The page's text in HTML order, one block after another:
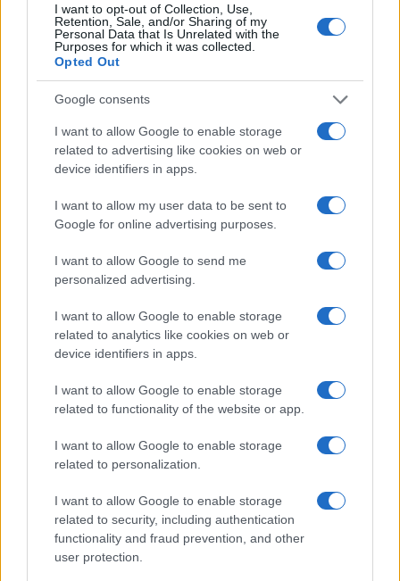
I want to opt-out of Collection, Use,
Retention, Sale, and/or Sharing of my
Personal Data that Is Unrelated with the
Purposes for which it was collected.
Opted Out
Google consents
I want to allow Google to enable storage
related to advertising like cookies on web or
device identifiers in apps.
I want to allow my user data to be sent to
Google for online advertising purposes.
I want to allow Google to send me
personalized advertising.
I want to allow Google to enable storage
related to analytics like cookies on web or
device identifiers in apps.
I want to allow Google to enable storage
related to functionality of the website or app.
I want to allow Google to enable storage
related to personalization.
I want to allow Google to enable storage
related to security, including authentication
functionality and fraud prevention, and other
user protection.
#LUDOPATIA #RAI
Pagina
Precedente
PAGINA
SUCCESSIVA
Leggi i commenti
SEDUTE SATIRICHE
Vignetta del 04/08/2026
“Troisi avrebbe salvato il
nostro amore”. Il retroscena
struggente su Pino Daniele